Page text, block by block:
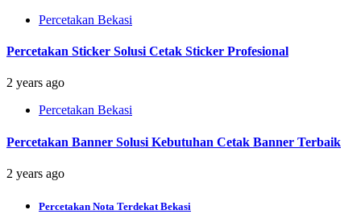
Percetakan Bekasi
Percetakan Sticker Solusi Cetak Sticker Profesional
2 years ago
Percetakan Bekasi
Percetakan Banner Solusi Kebutuhan Cetak Banner Terbaik
2 years ago
Percetakan Nota Terdekat Bekasi